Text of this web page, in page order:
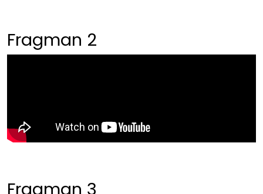
Fragman 2